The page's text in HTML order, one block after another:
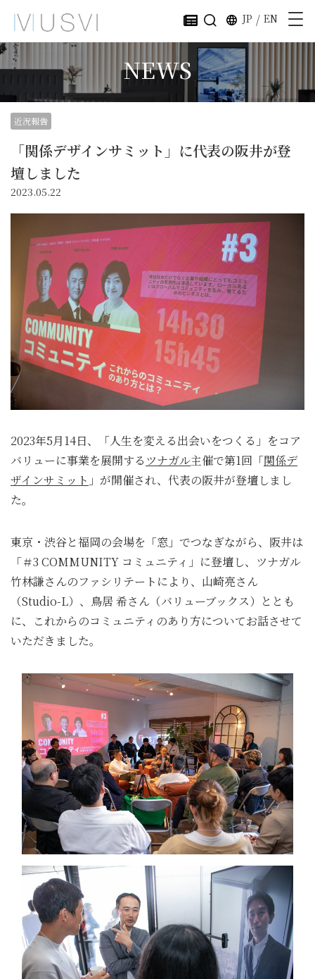
JP / EN
NEWS
近況報告
「関係デザインサミット」に代表の阪井が登
壇しました
2023.05.22
2023年5月14日、「人生を変える出会いをつくる」をコア
バリューに事業を展開する ツナガル主催で第1回「関係デ
ザインサミット 」が開催され、代表の阪井が登壇しまし
た。
東京・渋谷と福岡の会場を「窓」でつなぎながら、阪井は
「＃3 COMMUNITY コミュニティ」に登壇し、ツナガル
竹林謙さんのファシリテートにより、山崎亮さん
（Studio-L）、鳥居 希さん（バリューブックス）ととも
に、これからのコミュニティのあり方についてお話させて
いただきました。